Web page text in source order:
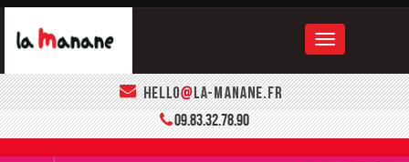
ACCUEIL
LA MANANE
09.83.32.78.90